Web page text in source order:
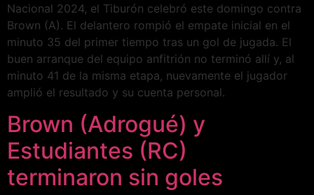
Nacional 2024, el Tiburón celebró este domingo contra
Brown (A). El delantero rompió el empate inicial en el
minuto 35 del primer tiempo tras un gol de jugada. El
buen arranque del equipo anfitrión no terminó allí y, al
minuto 41 de la misma etapa, nuevamente el jugador
amplió el resultado y su cuenta personal.
Brown (Adrogué) y
Estudiantes (RC)
terminaron sin goles